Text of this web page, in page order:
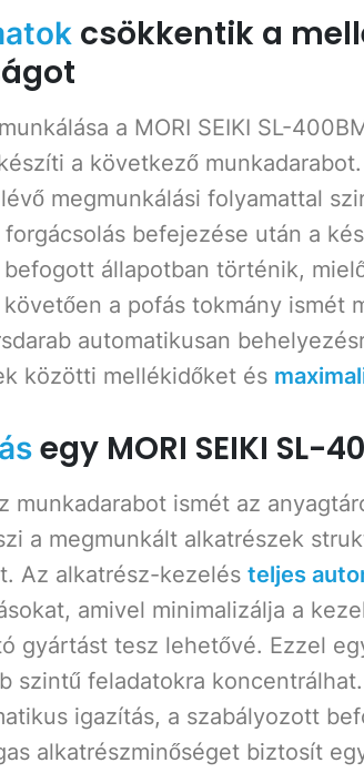
csökkentik a
a MORI SEIKI SL-
a következő
megmunkálási folyamattal
befejezése után a
állapotban történik,
a pofás tokmány ismét
automatikusan
közötti mellékidőket és
egy MORI SEIKI SL-
munkadarabot ismét az
a megmunkált alkatrészek
Az alkatrész-kezelés teljes
amivel minimalizálja a
gyártást tesz lehetővé. Ezzel
szintű feladatokra
igazítás, a szabályozott
alkatrészminőséget biztosít